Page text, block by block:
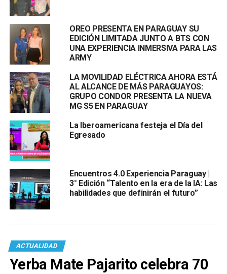
OREO PRESENTA EN PARAGUAY SU
EDICIÓN LIMITADA JUNTO A BTS CON
UNA EXPERIENCIA INMERSIVA PARA LAS
ARMY
LA MOVILIDAD ELÉCTRICA AHORA ESTÁ
AL ALCANCE DE MÁS PARAGUAYOS:
GRUPO CONDOR PRESENTA LA NUEVA
MG S5 EN PARAGUAY
La Iberoamericana festeja el Día del
Egresado
Encuentros 4.0 Experiencia Paraguay |
3° Edición “Talento en la era de la IA: Las
habilidades que definirán el futuro”
ACTUALIDAD
Yerba Mate Pajarito celebra 70